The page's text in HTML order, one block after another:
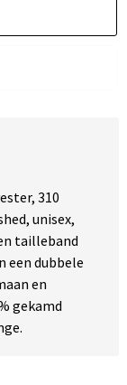
310
unisex,
tailleband
een dubbele
en
gekamd